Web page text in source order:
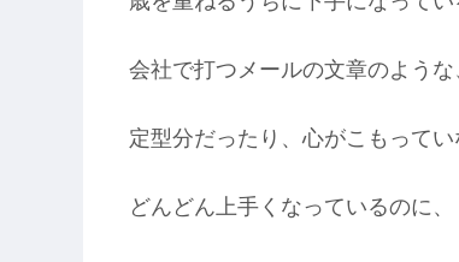
会社で打つメールの文章のような
定型分だったり、心がこもって
どんどん上手くなっているのに、